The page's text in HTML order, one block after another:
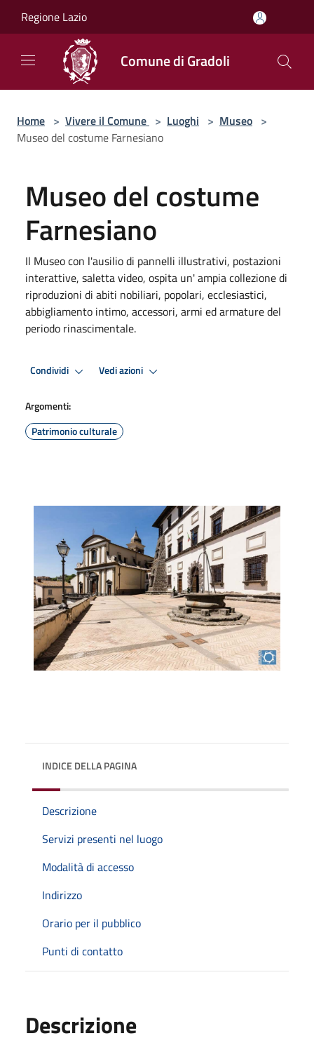
Regione Lazio
Comune di Gradoli
Home > Vivere il Comune > Luoghi > Museo >
Museo del costume Farnesiano
Museo del costume
Farnesiano
Il Museo con l'ausilio di pannelli illustrativi, postazioni
interattive, saletta video, ospita un' ampia collezione di
riproduzioni di abiti nobiliari, popolari, ecclesiastici,
abbigliamento intimo, accessori, armi ed armature del
periodo rinascimentale.
Condividi Vedi azioni
Argomenti:
Patrimonio culturale
INDICE DELLA PAGINA
Descrizione
Servizi presenti nel luogo
Modalità di accesso
Indirizzo
Orario per il pubblico
Punti di contatto
Descrizione